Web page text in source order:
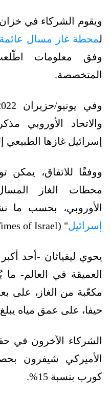
ويقوم الشركاء في
لمحطة غاز مسال عائمة
وفق معلومات
المتخصصة.
والاتحاد الأوروبي
إسرائيل غازها الطبيعي
ووفقًا للاتفاق، يمكن
محطات الغاز
الأوروبي، بحسب
إسرائيل" (Times of Israel).
يحوي ليفياثان -أحد
حيفا، على عمق مياه يبلغ 1.7 كيلومتر.
الشركاء الآخرون في
كورب بنسبة 15%.